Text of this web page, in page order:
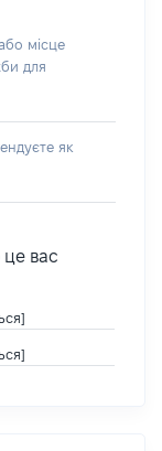
місце
для
як
це вас